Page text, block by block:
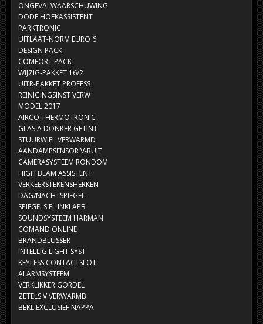
ONGEVALWAARSCHUWING
DODE HOEKASSISTENT
PARKTRONIC
UITLAAT-NORM EURO 6
DESIGN PACK
COMFORT PACK
WIJZIG-PAKKET 16/2
UITR-PAKKET PROFESS
REINIGINGSINST VERW
MODEL 2017
AIRCO THERMOTRONIC
GLAS A DONKER GETINT
STUURWIEL VERWARMD
AANDAMPSENSOR V-RUIT
CAMERASYSTEEM RONDOM
HIGH BEAM ASSISTENT
VERKEERSTEKENSHERKEN
DAG/NACHTSPIEGEL
SPIEGELS EL INKLAPB
SOUNDSYSTEEM HARMAN
COMAND ONLINE
BRANDBLUSSER
INTELLIG LIGHT SYST
KEYLESS CONTACTSLOT
ALARMSYSTEEM
VERKLIKKER GORDEL
ZETELS V VERWARMB
BEKL EXCLUSIEF NAPPA